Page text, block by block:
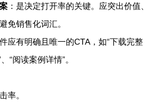
：是决定打开率的关键。应突出价值、
免销售化词汇。
应有明确且唯一的CTA，如“下载完整
“阅读案例详情”。
率。